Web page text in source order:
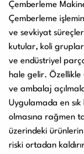
Çemberleme
Çemberleme
ve sevkiyat
kutular, koli
ve endüstriyel
hale gelir. Özellikle
ve ambalaj
Uygulamada en
olmasına rağmen
üzerindeki
riski ortadan